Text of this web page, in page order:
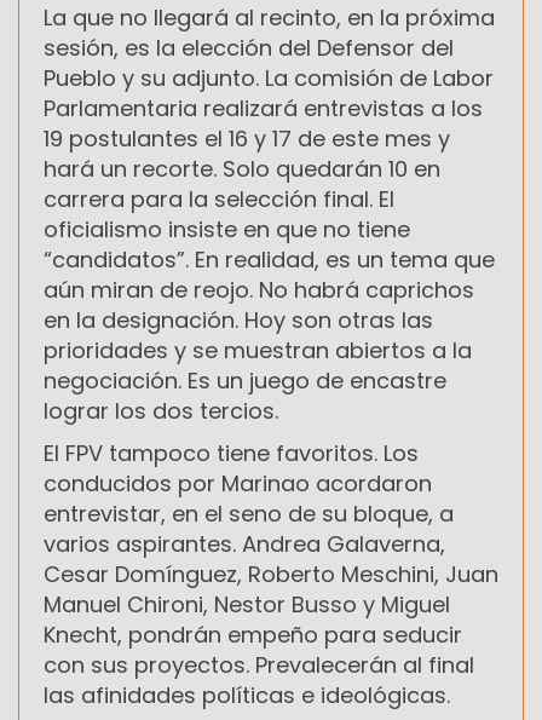
La que no llegará al recinto, en la próxima
sesión, es la elección del Defensor del
Pueblo y su adjunto. La comisión de Labor
Parlamentaria realizará entrevistas a los
19 postulantes el 16 y 17 de este mes y
hará un recorte. Solo quedarán 10 en
carrera para la selección final. El
oficialismo insiste en que no tiene
“candidatos”. En realidad, es un tema que
aún miran de reojo. No habrá caprichos
en la designación. Hoy son otras las
prioridades y se muestran abiertos a la
negociación. Es un juego de encastre
lograr los dos tercios.
El FPV tampoco tiene favoritos. Los
conducidos por Marinao acordaron
entrevistar, en el seno de su bloque, a
varios aspirantes. Andrea Galaverna,
Cesar Domínguez, Roberto Meschini, Juan
Manuel Chironi, Nestor Busso y Miguel
Knecht, pondrán empeño para seducir
con sus proyectos. Prevalecerán al final
las afinidades políticas e ideológicas.